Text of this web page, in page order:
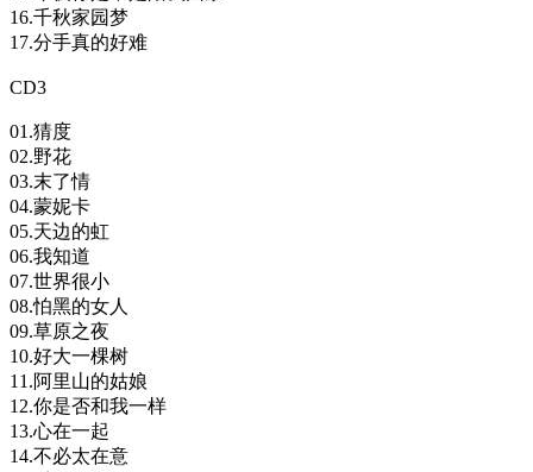
16.千秋家园梦
17.分手真的好难
CD3
01.猜度
02.野花
03.末了情
04.蒙妮卡
05.天边的虹
06.我知道
07.世界很小
08.怕黑的女人
09.草原之夜
10.好大一棵树
11.阿里山的姑娘
12.你是否和我一样
13.心在一起
14.不必太在意